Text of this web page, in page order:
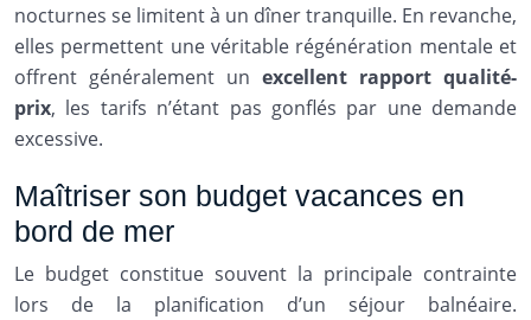
nocturnes se limitent à un dîner tranquille. En revanche,
elles permettent une véritable régénération mentale et
offrent généralement un excellent rapport qualité-
prix, les tarifs n’étant pas gonflés par une demande
excessive.
Maîtriser son budget vacances en
bord de mer
Le budget constitue souvent la principale contrainte
lors de la planification d’un séjour balnéaire.